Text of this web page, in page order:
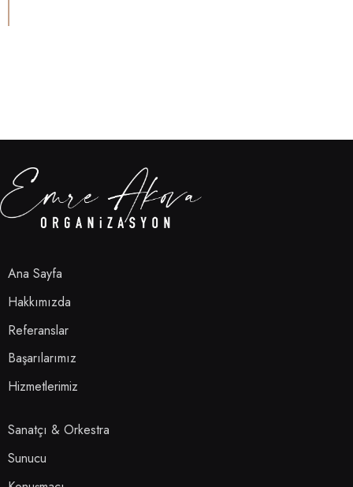
Ana Sayfa
Hakkımızda
Referanslar
Başarılarımız
Hizmetlerimiz
Sanatçı & Orkestra
Sunucu